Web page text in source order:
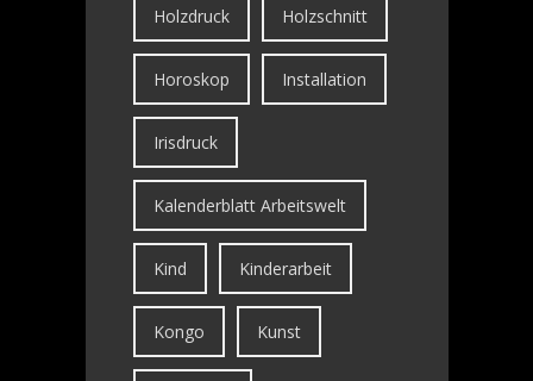
Holzdruck Holzschnitt
Horoskop Installation
Irisdruck
Kalenderblatt Arbeitswelt
Kind Kinderarbeit
Kongo Kunst